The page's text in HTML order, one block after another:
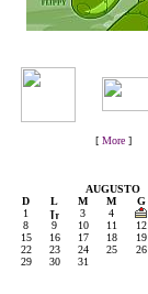
[ More]
AUGUSTO
D
L M M G
1
3 4
8
9 10 11 12
15
16 17 18 19
22
23 24 25 26
29
30
31